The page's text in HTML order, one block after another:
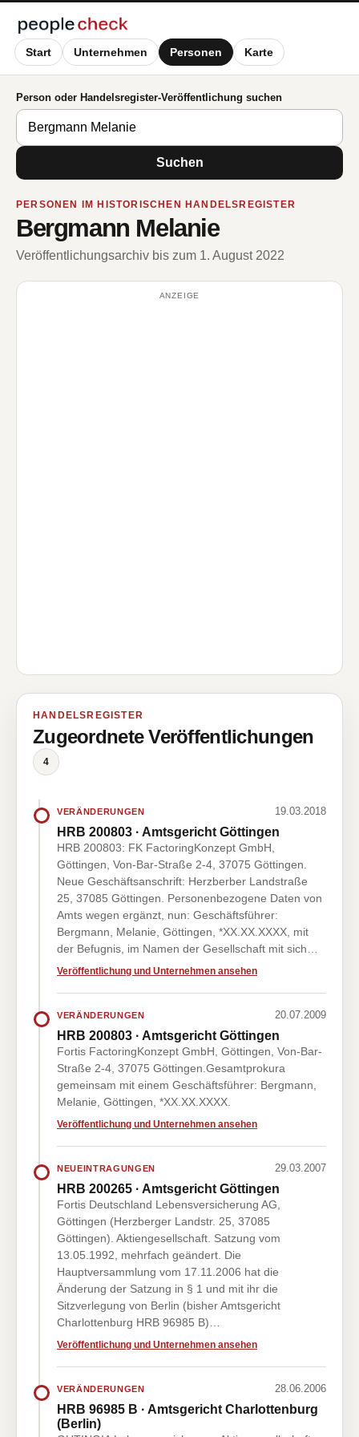
Start Unternehmen Personen Karte
Person oder Handelsregister-Veröffentlichung suchen
Suchen
PERSONEN IM HISTORISCHEN HANDELSREGISTER
Bergmann Melanie
Veröffentlichungsarchiv bis zum 1. August 2022
ANZEIGE
HANDELSREGISTER
Zugeordnete Veröffentlichungen
4
VERÄNDERUNGEN 19.03.2018
HRB 200803 · Amtsgericht Göttingen
HRB 200803: FK FactoringKonzept GmbH,
Göttingen, Von-Bar-Straße 2-4, 37075 Göttingen.
Neue Geschäftsanschrift: Herzberber Landstraße
25, 37085 Göttingen. Personenbezogene Daten von
Amts wegen ergänzt, nun: Geschäftsführer:
Bergmann, Melanie, Göttingen, *XX.XX.XXXX, mit
der Befugnis, im Namen der Gesellschaft mit sich…
Veröffentlichung und Unternehmen ansehen
VERÄNDERUNGEN 20.07.2009
HRB 200803 · Amtsgericht Göttingen
Fortis FactoringKonzept GmbH, Göttingen, Von-Bar-
Straße 2-4, 37075 Göttingen.Gesamtprokura
gemeinsam mit einem Geschäftsführer: Bergmann,
Melanie, Göttingen, *XX.XX.XXXX.
Veröffentlichung und Unternehmen ansehen
NEUEINTRAGUNGEN 29.03.2007
HRB 200265 · Amtsgericht Göttingen
Fortis Deutschland Lebensversicherung AG,
Göttingen (Herzberger Landstr. 25, 37085
Göttingen). Aktiengesellschaft. Satzung vom
13.05.1992, mehrfach geändert. Die
Hauptversammlung vom 17.11.2006 hat die
Änderung der Satzung in § 1 und mit ihr die
Sitzverlegung von Berlin (bisher Amtsgericht
Charlottenburg HRB 96985 B)…
Veröffentlichung und Unternehmen ansehen
VERÄNDERUNGEN 28.06.2006
HRB 96985 B · Amtsgericht Charlottenburg
(Berlin)